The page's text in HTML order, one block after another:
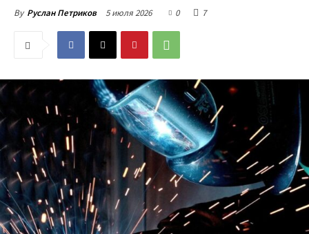
By Руслан Петриков 5 июля 2026 0 7